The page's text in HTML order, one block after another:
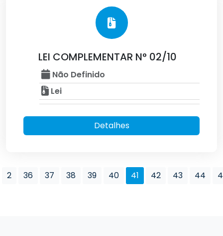
LEI COMPLEMENTAR N° 02/10
Não Definido
Lei
Detalhes
2 36 37 38 39 40 41 42 43 44